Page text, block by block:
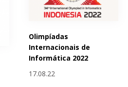
Olimpíadas
Internacionais de
Informática 2022
17.08.22